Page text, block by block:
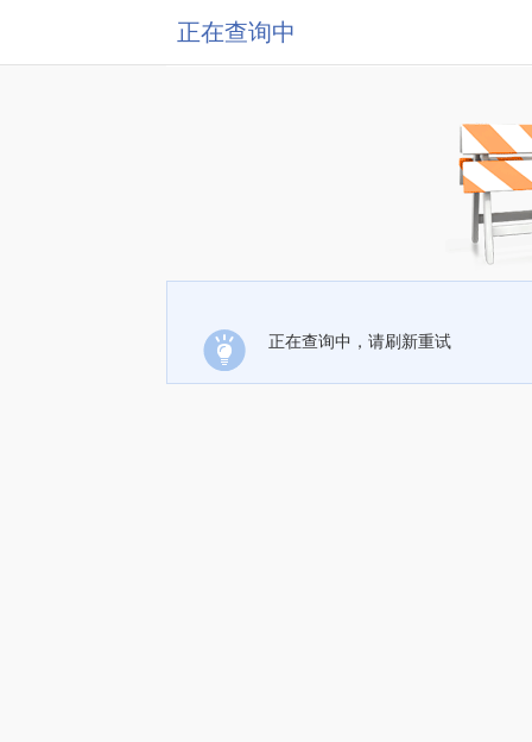
正在查询中
正在查询中，请刷新重试